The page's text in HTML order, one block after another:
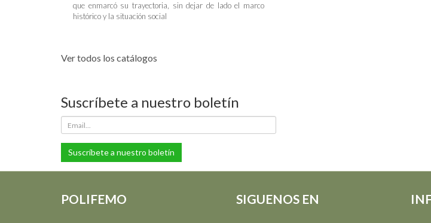
que enmarcó su trayectoria, sin dejar de lado el marco
histórico y la situación social
Ver todos los catálogos
Suscríbete a nuestro boletín
Suscríbete a nuestro boletín
POLIFEMO SIGUENOS EN